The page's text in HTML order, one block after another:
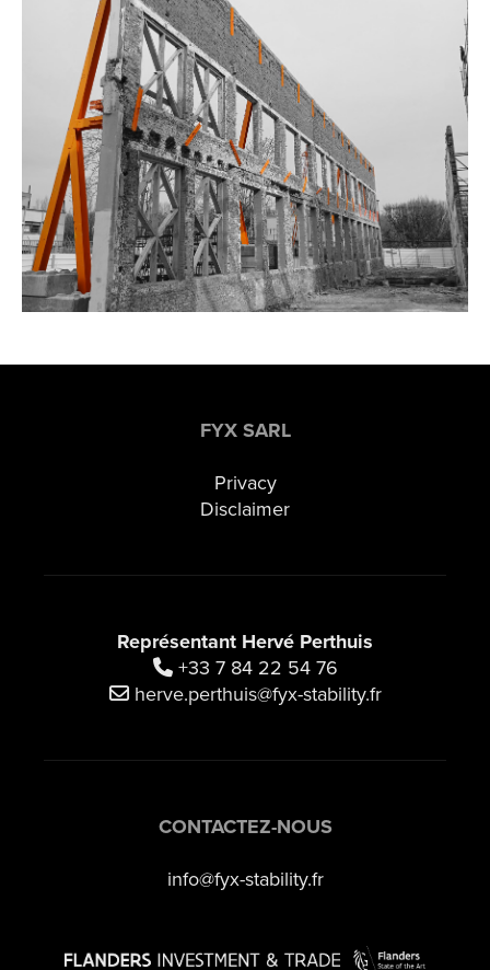
FYX SARL
Privacy
Disclaimer
Représentant Hervé Perthuis
+33 7 84 22 54 76
herve.perthuis@fyx-stability.fr
CONTACTEZ-NOUS
info@fyx-stability.fr